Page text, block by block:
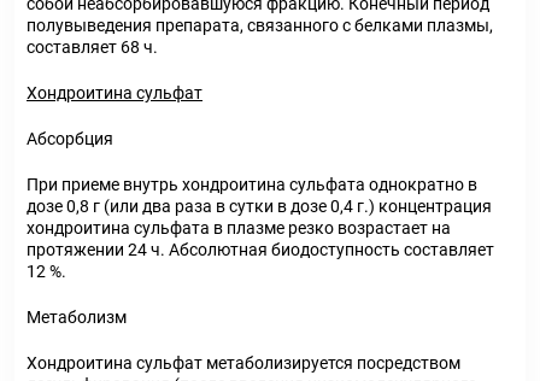
полувыведения препарата, связанного с белками плазмы,
составляет 68 ч.
Хондроитина сульфат
Абсорбция
При приеме внутрь хондроитина сульфата однократно в
дозе 0,8 г (или два раза в сутки в дозе 0,4 г.) концентрация
хондроитина сульфата в плазме резко возрастает на
протяжении 24 ч. Абсолютная биодоступность составляет
12 %.
Метаболизм
Хондроитина сульфат метаболизируется посредством